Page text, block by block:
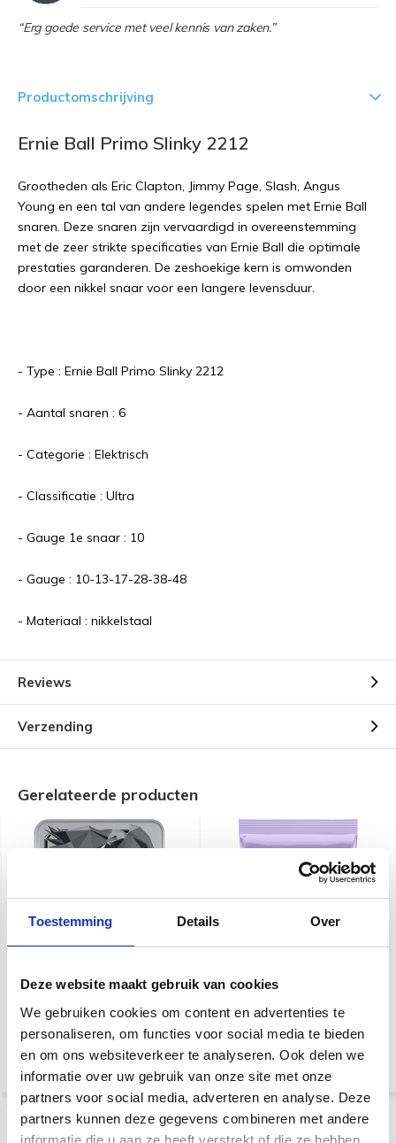
Toestemming Details Over
Deze website maakt gebruik van cookies
We gebruiken cookies om content en advertenties te
personaliseren, om functies voor social media te bieden
en om ons websiteverkeer te analyseren. Ook delen we
informatie over uw gebruik van onze site met onze
partners voor social media, adverteren en analyse. Deze
partners kunnen deze gegevens combineren met andere
informatie die u aan ze heeft verstrekt of die ze hebben
“Erg goede service met veel kennis van zaken.”
Productomschrijving
Ernie Ball Primo Slinky 2212
Grootheden als Eric Clapton, Jimmy Page, Slash, Angus
Young en een tal van andere legendes spelen met Ernie Ball
snaren. Deze snaren zijn vervaardigd in overeenstemming
met de zeer strikte specificaties van Ernie Ball die optimale
prestaties garanderen. De zeshoekige kern is omwonden
door een nikkel snaar voor een langere levensduur.
- Type : Ernie Ball Primo Slinky 2212
- Aantal snaren : 6
- Categorie : Elektrisch
- Classificatie : Ultra
- Gauge 1e snaar : 10
- Gauge : 10-13-17-28-38-48
- Materiaal : nikkelstaal
Reviews
Verzending
Gerelateerde producten
John Mayer 3-Pack in Box
€ 44,95
2227
€ 9,95